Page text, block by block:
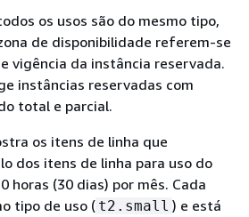
os usos são do mesmo tipo,
de disponibilidade referem-se
vigência da instância reservada.
instâncias reservadas com
total e parcial.
os itens de linha que
dos itens de linha para uso do
horas (30 dias) por mês. Cada
tipo de uso ( t2.small ) e está